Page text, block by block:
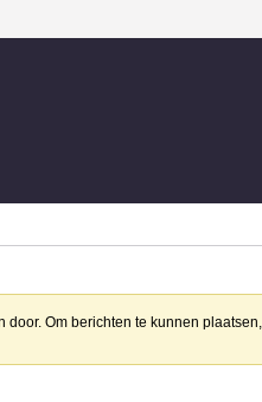
door. Om berichten te kunnen